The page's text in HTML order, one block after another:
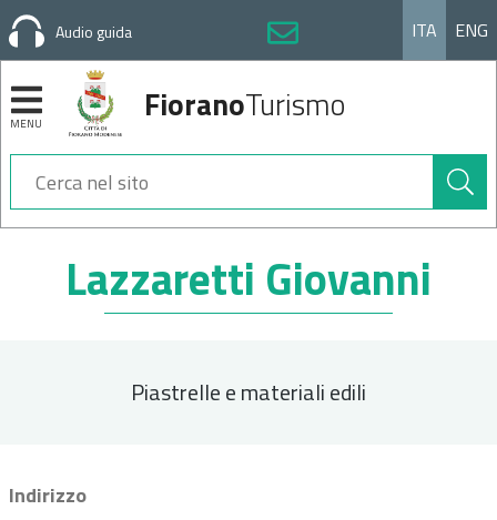
Audio guida ITA ENG
MENU FioranoTurismo
Cerca
nel
sito
Lazzaretti Giovanni
Piastrelle e materiali edili
Indirizzo